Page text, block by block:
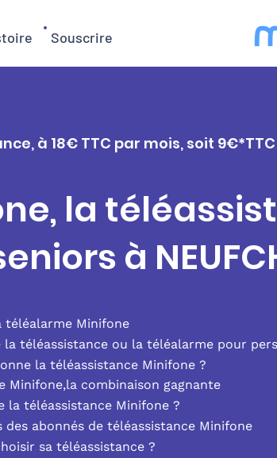
Souscrire
à 18€ TTC par mois, soit 9€*TTC
la
à
téléalarme Minifone
la téléassistance ou la téléalarme pour
la téléassistance Minifone ?
Minifone,la combinaison gagnante
la téléassistance Minifone ?
des abonnés de téléassistance Minifone
sa téléassistance ?